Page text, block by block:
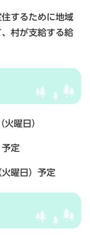
するために地域
村が支給する給
曜日）
）予定